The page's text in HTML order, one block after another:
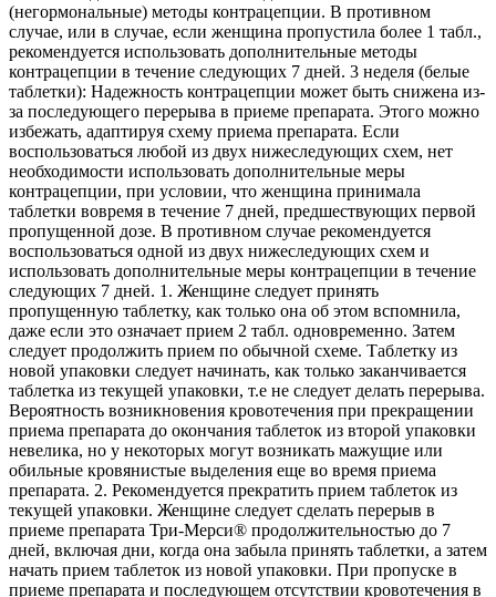
(негормональные) методы контрацепции. В противном
случае, или в случае, если женщина пропустила более 1 табл.,
рекомендуется использовать дополнительные методы
контрацепции в течение следующих 7 дней. 3 неделя (белые
таблетки): Надежность контрацепции может быть снижена из-
за последующего перерыва в приеме препарата. Этого можно
избежать, адаптируя схему приема препарата. Если
воспользоваться любой из двух нижеследующих схем, нет
необходимости использовать дополнительные меры
контрацепции, при условии, что женщина принимала
таблетки вовремя в течение 7 дней, предшествующих первой
пропущенной дозе. В противном случае рекомендуется
воспользоваться одной из двух нижеследующих схем и
использовать дополнительные меры контрацепции в течение
следующих 7 дней. 1. Женщине следует принять
пропущенную таблетку, как только она об этом вспомнила,
даже если это означает прием 2 табл. одновременно. Затем
следует продолжить прием по обычной схеме. Таблетку из
новой упаковки следует начинать, как только заканчивается
таблетка из текущей упаковки, т.е не следует делать перерыва.
Вероятность возникновения кровотечения при прекращении
приема препарата до окончания таблеток из второй упаковки
невелика, но у некоторых могут возникать мажущие или
обильные кровянистые выделения еще во время приема
препарата. 2. Рекомендуется прекратить прием таблеток из
текущей упаковки. Женщине следует сделать перерыв в
приеме препарата Три-Мерси® продолжительностью до 7
дней, включая дни, когда она забыла принять таблетки, а затем
начать прием таблеток из новой упаковки. При пропуске в
приеме препарата и последующем отсутствии кровотечения в